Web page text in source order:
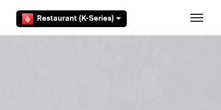
Restaurant (K-Series)